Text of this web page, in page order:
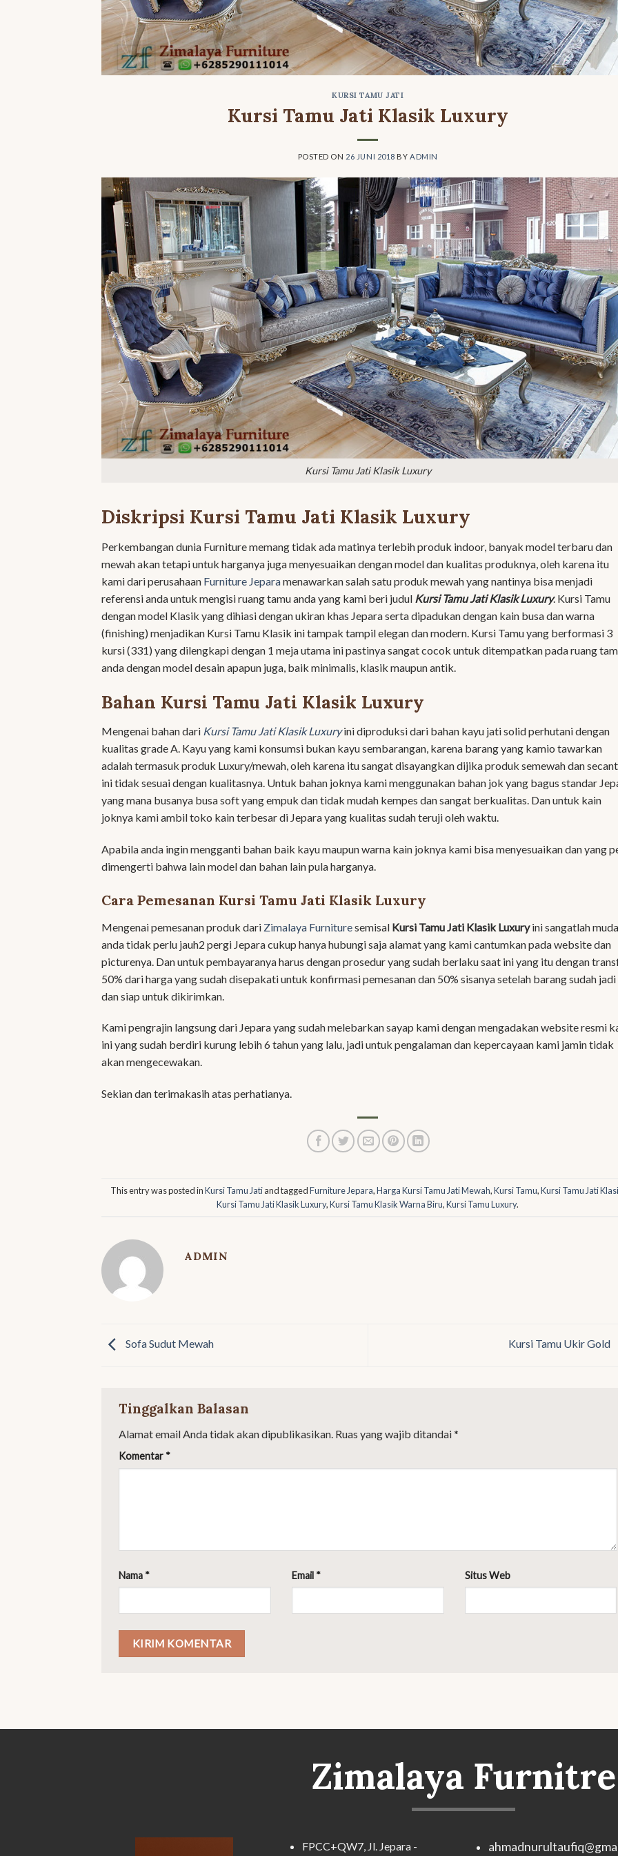
KURSI TAMU JATI
Kursi Tamu Jati Klasik Luxury
POSTED ON 26 JUNI 2018 BYADMIN
Kursi Tamu Jati Klasik Luxury
Diskripsi Kursi Tamu Jati Klasik Luxury
Perkembangan dunia Furniture memang tidak ada matinya terlebih produk indoor, banyak model terbaru dan
mewah akan tetapi untuk harganya juga menyesuaikan dengan model dan kualitas produknya, oleh karena itu
kami dari perusahaan Furniture Jeparamenawarkan salah satu produk mewah yang nantinya bisa menjadi
referensi anda untuk mengisi ruang tamu anda yang kami beri judul Kursi Tamu Jati Klasik Luxury. Kursi Tamu
dengan model Klasik yang dihiasi dengan ukiran khas Jepara serta dipadukan dengan kain busa dan warna
(finishing) menjadikan Kursi Tamu Klasik ini tampak tampil elegan dan modern. Kursi Tamu yang berformasi 3
kursi (331) yang dilengkapi dengan 1 meja utama ini pastinya sangat cocok untuk ditempatkan pada ruang
anda dengan model desain apapun juga, baik minimalis, klasik maupun antik.
Bahan Kursi Tamu Jati Klasik Luxury
Mengenai bahan dari Kursi Tamu Jati Klasik Luxuryini diproduksi dari bahan kayu jati solid perhutani dengan
kualitas grade A. Kayu yang kami konsumsi bukan kayu sembarangan, karena barang yang kamio tawarkan
adalah termasuk produk Luxury/mewah, oleh karena itu sangat disayangkan dijika produk semewah dan
ini tidak sesuai dengan kualitasnya. Untuk bahan joknya kami menggunakan bahan jok yang bagus standar
yang mana busanya busa soft yang empuk dan tidak mudah kempes dan sangat berkualitas. Dan untuk kain
joknya kami ambil toko kain terbesar di Jepara yang kualitas sudah teruji oleh waktu.
Apabila anda ingin mengganti bahan baik kayu maupun warna kain joknya kami bisa menyesuaikan dan yang
dimengerti bahwa lain model dan bahan lain pula harganya.
Cara Pemesanan Kursi Tamu Jati Klasik Luxury
Mengenai pemesanan produk dari Zimalaya Furnituresemisal Kursi Tamu Jati Klasik Luxuryini sangatlah
anda tidak perlu jauh2 pergi Jepara cukup hanya hubungi saja alamat yang kami cantumkan pada website dan
picturenya. Dan untuk pembayaranya harus dengan prosedur yang sudah berlaku saat ini yang itu dengan
50% dari harga yang sudah disepakati untuk konfirmasi pemesanan dan 50% sisanya setelah barang sudah jadi
dan siap untuk dikirimkan.
Kami pengrajin langsung dari Jepara yang sudah melebarkan sayap kami dengan mengadakan website resmi
ini yang sudah berdiri kurung lebih 6 tahun yang lalu, jadi untuk pengalaman dan kepercayaan kami jamin tidak
akan mengecewakan.
Sekian dan terimakasih atas perhatianya.
This entry was posted inKursi Tamu Jatiand taggedFurniture Jepara,Harga Kursi Tamu Jati Mewah,Kursi Tamu,Kursi Tamu Jati
Kursi Tamu Jati Klasik Luxury,Kursi Tamu Klasik Warna Biru,Kursi Tamu Luxury.
ADMIN
Sofa Sudut Mewah Kursi Tamu Ukir Gold
Tinggalkan Balasan
Alamat email Anda tidak akan dipublikasikan. Ruas yang wajib ditandai*
Komentar *
Nama * Email * Situs Web
Zimalaya Furnitre
FPCC+QW7, Jl. Jepara -